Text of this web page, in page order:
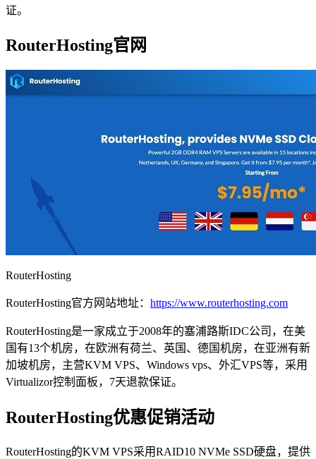
证。
RouterHosting官网
RouterHosting
RouterHosting官方网站地址： https://www.routerhosting.com
RouterHosting是一家成立于2008年的塞浦路斯IDC公司，在美
国有13个机房，在欧洲有荷兰、英国、德国机房，在亚洲有新
加坡机房，主营KVM VPS、Windows vps、外汇VPS等，采用
Virtualizor控制面板，7天退款保证。
RouterHosting优惠促销活动
RouterHosting的KVM VPS采用RAID10 NVMe SSD硬盘，提供